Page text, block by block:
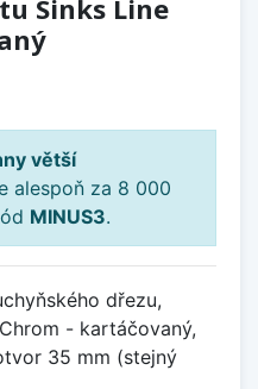
Sinks Line
větší
alespoň za 8 000
MINUS3.
dřezu,
- kartáčovaný,
35 mm (stejný